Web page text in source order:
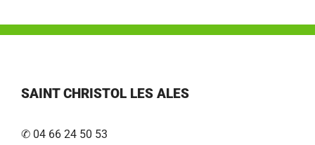
SAINT CHRISTOL LES ALES
✆ 04 66 24 50 53